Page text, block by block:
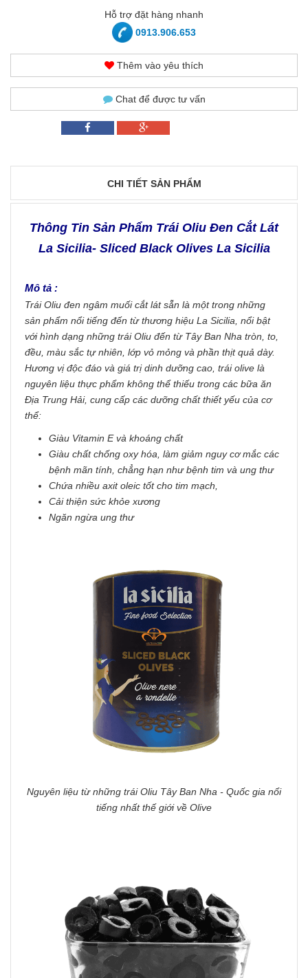
Hỗ trợ đặt hàng nhanh
0913.906.653
Thêm vào yêu thích
Chat để được tư vấn
CHI TIẾT SẢN PHẨM
Thông Tin Sản Phẩm Trái Oliu Đen Cắt Lát
La Sicilia- Sliced Black Olives La Sicilia
Mô tả :
Trái Oliu đen ngâm muối cắt lát sẵn là một trong những
sản phẩm nổi tiếng đến từ thương hiệu La Sicilia, nổi bật
với hình dạng những trái Oliu đến từ Tây Ban Nha tròn, to,
đều, màu sắc tự nhiên, lớp vỏ mỏng và phần thịt quả dày.
Hương vị độc đáo và giá trị dinh dưỡng cao, trái olive là
nguyên liệu thực phẩm không thể thiếu trong các bữa ăn
Địa Trung Hải, cung cấp các dưỡng chất thiết yếu của cơ
thể:
Giàu Vitamin E và khoáng chất
Giàu chất chống oxy hóa, làm giảm nguy cơ mắc các
bệnh mãn tính, chẳng hạn như bệnh tim và ung thư
Chứa nhiều axit oleic tốt cho tim mạch,
Cải thiện sức khỏe xương
Ngăn ngừa ung thư
Nguyên liệu từ những trái Oliu Tây Ban Nha - Quốc gia nổi
tiếng nhất thế giới về Olive